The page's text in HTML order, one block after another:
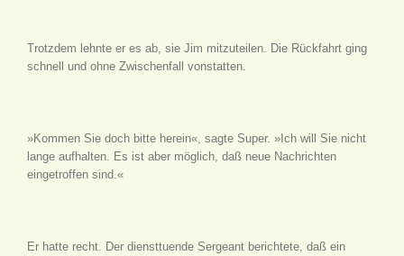
Trotzdem lehnte er es ab, sie Jim mitzuteilen. Die Rückfahrt ging
schnell und ohne Zwischenfall vonstatten.
»Kommen Sie doch bitte herein«, sagte Super. »Ich will Sie nicht
lange aufhalten. Es ist aber möglich, daß neue Nachrichten
eingetroffen sind.«
Er hatte recht. Der diensttuende Sergeant berichtete, daß ein